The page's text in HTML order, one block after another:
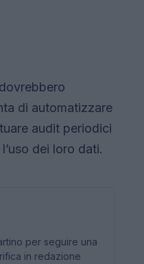
di automatizzare
audit periodici
dei loro dati.
per seguire una
in redazione